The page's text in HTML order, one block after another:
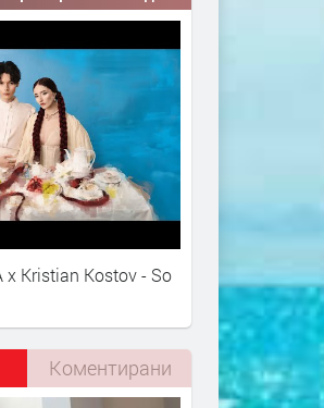
Kristian Kostov - So
Коментирани